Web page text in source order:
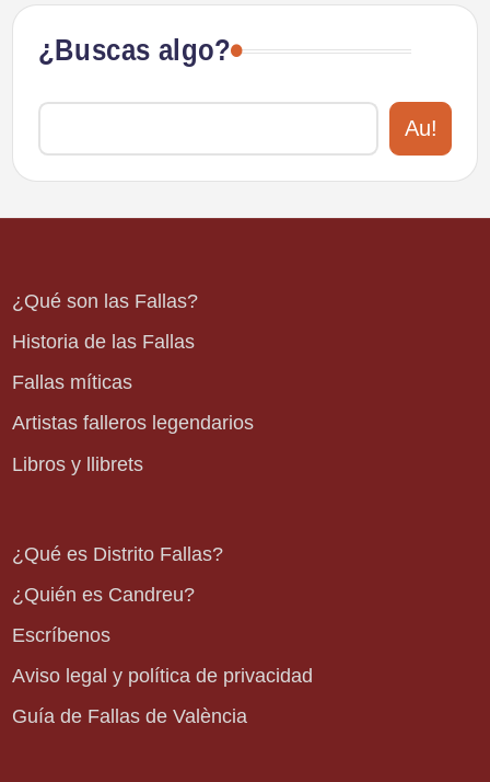
¿Buscas algo?
Au!
¿Qué son las Fallas?
Historia de las Fallas
Fallas míticas
Artistas falleros legendarios
Libros y llibrets
¿Qué es Distrito Fallas?
¿Quién es Candreu?
Escríbenos
Aviso legal y política de privacidad
Guía de Fallas de València